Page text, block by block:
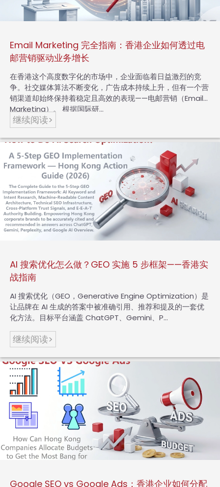
Email Marketing 完全指南：香港企业如何透过电
邮营销驱动业务增长
在香港这个高度数字化的市场中，企业面临着日益激烈的竞
争。社交媒体算法不断变化，广告成本持续上升，但有一个营
销渠道却始终保持着稳定且高效的表现——电邮营销（Email
Marketing）。 根据国际研…
继续阅读>
AI 搜索优化怎么做？GEO 实施 5 步框架——香港实
战指南
AI 搜索优化（GEO，Generative Engine Optimization）是
让品牌在 AI 生成的答案中被准确引用、推荐和提及的一套优
化方法。目标平台涵盖 ChatGPT、Gemini、P…
继续阅读>
Google SEO vs Google Ads：香港企业如何分配